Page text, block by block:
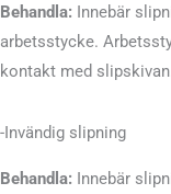
Behandla: Innebär
arbetsstycke.
kontakt med
-Invändig slipning
Behandla: Innebär